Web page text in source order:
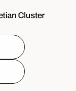
Cluster